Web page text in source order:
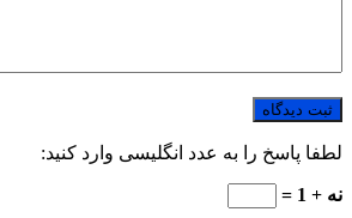
لطفا پاسخ را به عدد انگلیسی وارد کنید:
نه + 1 =